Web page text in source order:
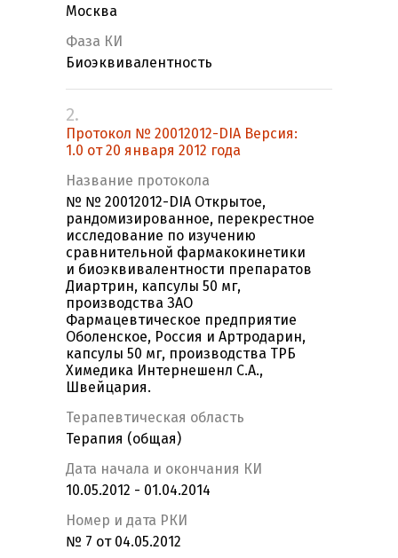
Москва
Фаза КИ
Биоэквивалентность
2.
Протокол № 20012012-DIA Версия:
1.0 от 20 января 2012 года
Название протокола
№ № 20012012-DIA Открытое,
рандомизированное, перекрестное
исследование по изучению
сравнительной фармакокинетики
и биоэквивалентности препаратов
Диартрин, капсулы 50 мг,
производства ЗАО
Фармацевтическое предприятие
Оболенское, Россия и Артродарин,
капсулы 50 мг, производства ТРБ
Химедика Интернешенл С.А.,
Швейцария.
Терапевтическая область
Терапия (общая)
Дата начала и окончания КИ
10.05.2012 - 01.04.2014
Номер и дата РКИ
№ 7 от 04.05.2012